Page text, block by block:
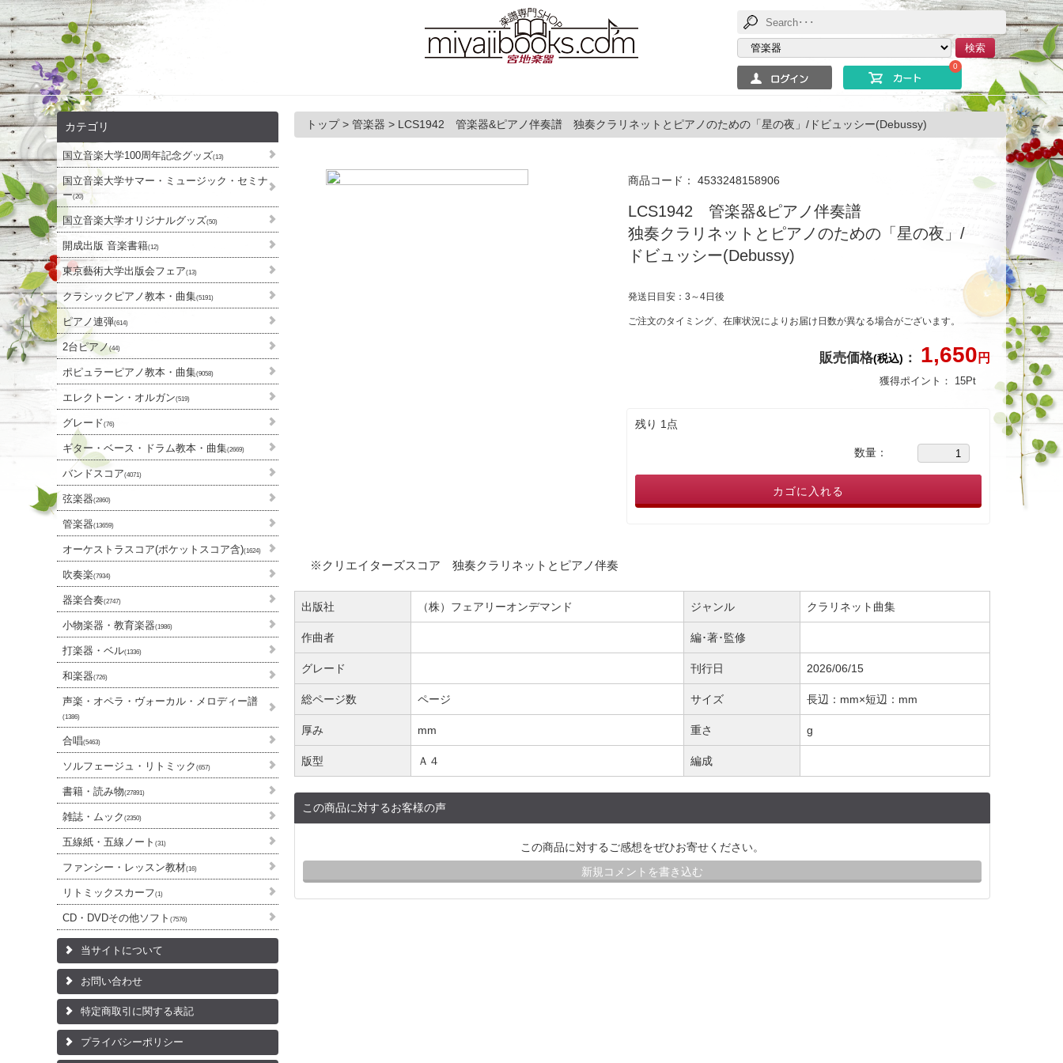
検索
0
カテゴリ
国立音楽大学100周年記念グッズ(13)
国立音楽大学サマー・ミュージック・セミナ
ー(20)
国立音楽大学オリジナルグッズ(50)
開成出版 音楽書籍(12)
東京藝術大学出版会フェア(13)
クラシックピアノ教本・曲集(5191)
ピアノ連弾(614)
2台ピアノ(44)
ポピュラーピアノ教本・曲集(9058)
エレクトーン・オルガン(519)
グレード(76)
ギター・ベース・ドラム教本・曲集(2669)
バンドスコア(4071)
弦楽器(2860)
管楽器(13659)
オーケストラスコア(ポケットスコア含)(1624)
吹奏楽(7934)
器楽合奏(2747)
小物楽器・教育楽器(1986)
打楽器・ベル(1336)
和楽器(726)
声楽・オペラ・ヴォーカル・メロディー譜
(1386)
合唱(5463)
ソルフェージュ・リトミック (657)
書籍・読み物(27891)
雑誌・ムック (2350)
五線紙・五線ノート (31)
ファンシー・レッスン教材(16)
リトミックスカーフ(1)
CD・DVDその他ソフト (7576)
当サイトについて
お問い合わせ
特定商取引に関する表記
プライバシーポリシー
トップ> 管楽器 > LCS1942 管楽器&ピアノ伴奏譜 独奏クラリネットとピアノのための「星の夜」/ドビュッシー(Debussy)
商品コード： 4533248158906
LCS1942 管楽器&ピアノ伴奏譜
独奏クラリネットとピアノのための「星の夜」/
ドビュッシー(Debussy)
発送日目安：3～4日後
ご注文のタイミング、在庫状況によりお届け日数が異なる場合がございます。
販売価格(税込) ： 1,650 円
獲得ポイント： 15Pt
残り 1点
数量：
カゴに入れる
※クリエイターズスコア 独奏クラリネットとピアノ伴奏
出版社 （株）フェアリーオンデマンド ジャンル クラリネット曲集
作曲者 編･著･監修
グレード 刊行日 2026/06/15
総ページ数 ページ サイズ 長辺：mm×短辺：mm
厚み mm 重さ g
版型 Ａ４ 編成
この商品に対するお客様の声
この商品に対するご感想をぜひお寄せください。
新規コメントを書き込む